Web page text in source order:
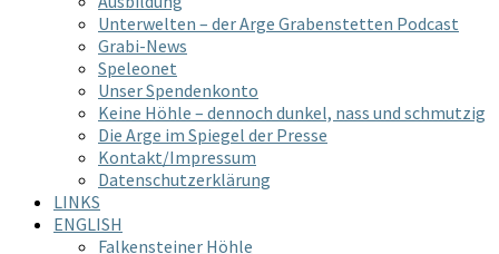
Unterwelten – der Arge Grabenstetten Podcast
Grabi-News
Speleonet
Unser Spendenkonto
Keine Höhle – dennoch dunkel, nass und schmutzig
Die Arge im Spiegel der Presse
Kontakt/Impressum
Datenschutzerklärung
LINKS
ENGLISH
Falkensteiner Höhle